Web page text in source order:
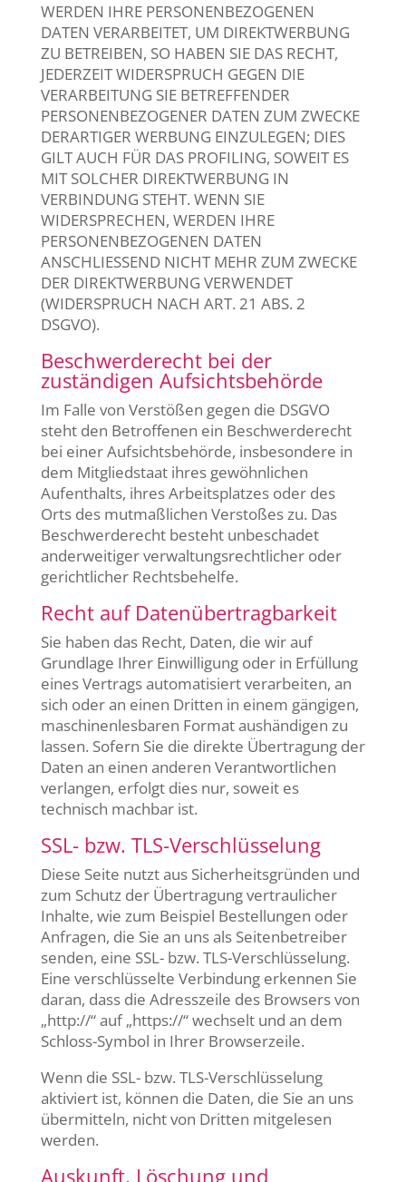
WERDEN IHRE PERSONENBEZOGENEN
DATEN VERARBEITET, UM DIREKTWERBUNG
ZU BETREIBEN, SO HABEN SIE DAS RECHT,
JEDERZEIT WIDERSPRUCH GEGEN DIE
VERARBEITUNG SIE BETREFFENDER
PERSONENBEZOGENER DATEN ZUM ZWECKE
DERARTIGER WERBUNG EINZULEGEN; DIES
GILT AUCH FÜR DAS PROFILING, SOWEIT ES
MIT SOLCHER DIREKTWERBUNG IN
VERBINDUNG STEHT. WENN SIE
WIDERSPRECHEN, WERDEN IHRE
PERSONENBEZOGENEN DATEN
ANSCHLIESSEND NICHT MEHR ZUM ZWECKE
DER DIREKTWERBUNG VERWENDET
(WIDERSPRUCH NACH ART. 21 ABS. 2
DSGVO).
Beschwerde­recht bei der
zuständigen Aufsichts­behörde
Im Falle von Verstößen gegen die DSGVO
steht den Betroffenen ein Beschwerderecht
bei einer Aufsichtsbehörde, insbesondere in
dem Mitgliedstaat ihres gewöhnlichen
Aufenthalts, ihres Arbeitsplatzes oder des
Orts des mutmaßlichen Verstoßes zu. Das
Beschwerderecht besteht unbeschadet
anderweitiger verwaltungsrechtlicher oder
gerichtlicher Rechtsbehelfe.
Recht auf Daten­übertrag­barkeit
Sie haben das Recht, Daten, die wir auf
Grundlage Ihrer Einwilligung oder in Erfüllung
eines Vertrags automatisiert verarbeiten, an
sich oder an einen Dritten in einem gängigen,
maschinenlesbaren Format aushändigen zu
lassen. Sofern Sie die direkte Übertragung der
Daten an einen anderen Verantwortlichen
verlangen, erfolgt dies nur, soweit es
technisch machbar ist.
SSL- bzw. TLS-Verschlüsselung
Diese Seite nutzt aus Sicherheitsgründen und
zum Schutz der Übertragung vertraulicher
Inhalte, wie zum Beispiel Bestellungen oder
Anfragen, die Sie an uns als Seitenbetreiber
senden, eine SSL- bzw. TLS-Verschlüsselung.
Eine verschlüsselte Verbindung erkennen Sie
daran, dass die Adresszeile des Browsers von
„http://“ auf „https://“ wechselt und an dem
Schloss-Symbol in Ihrer Browserzeile.
Wenn die SSL- bzw. TLS-Verschlüsselung
aktiviert ist, können die Daten, die Sie an uns
übermitteln, nicht von Dritten mitgelesen
werden.
Auskunft, Löschung und